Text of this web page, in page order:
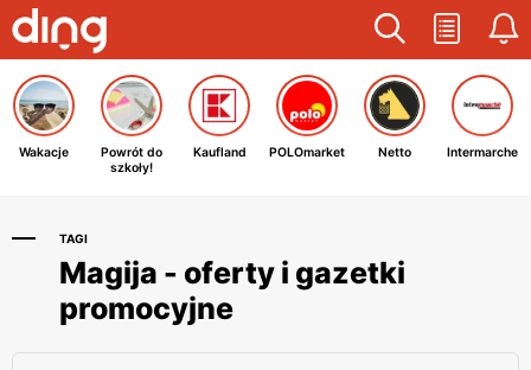
Wakacje
Powrót do
szkoły!
Kaufland POLOmarket Netto Intermarche
TAGI
Magija - oferty i gazetki
promocyjne